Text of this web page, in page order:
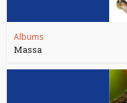
Albums
Massa